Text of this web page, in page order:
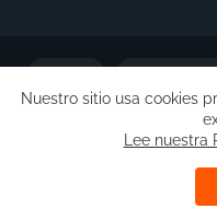
Free Blogger
Nuestro sitio usa cookies
Lee